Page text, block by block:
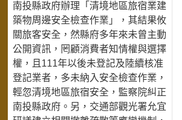
南投縣政府辦理「清境地區旅宿業建
築物周邊安全檢查作業」，其結果攸
關旅客安全，然縣府多年來未曾主動
公開資訊，罔顧消費者知情權與選擇
權，且111年以後未登記及陸續核准
登記業者，多未納入安全檢查作業，
輕忽清境地區旅宿安全，監察院糾正
南投縣政府。另，交通部觀光署允宜